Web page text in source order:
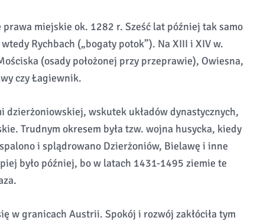
prawa miejskie ok. 1282 r. Sześć lat później tak samo
Rychbach („bogaty potok”). Na XIII i XIV w.
(osady położonej przy przeprawie), Owiesna,
czy Łagiewnik.
dzierżoniowskiej, wskutek układów dynastycznych,
Trudnym okresem była tzw. wojna husycka, kiedy
i splądrowano Dzierżoniów, Bielawę i inne
było później, bo w latach 1431-1495 ziemie te
w granicach Austrii. Spokój i rozwój zakłóciła tym